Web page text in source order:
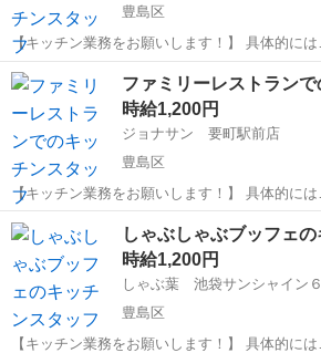
豊島区
【キッチン業務をお願いします！】 具体的に
〇食器洗い などをお任せします♪ バイトデビュー・ひさしぶりの復
職・人見知りさんでも大丈夫です！ みんなでサ
してください♪ アルバイト...
東京 キッチン
ファミリーレストラン
時給1,200円
ジョナサン 要町駅前店
豊島区
【キッチン業務をお願いします！】 具体的に
〇食器洗い などをお任せします♪ バイトデビュー・ひさしぶりの復
職・人見知りさんでも大丈夫です！ みんなでサ
してください♪ アルバイト...
東京
しゃぶしゃぶブッフェ
時給1,200円
しゃぶ葉 池袋サンシャイン
豊島区
【キッチン業務をお願いします！】 具体的に